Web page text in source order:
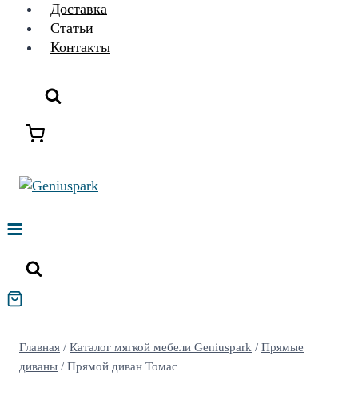
Доставка
Статьи
Контакты
Главная / Каталог мягкой мебели Geniuspark / Прямые
диваны / Прямой диван Томас